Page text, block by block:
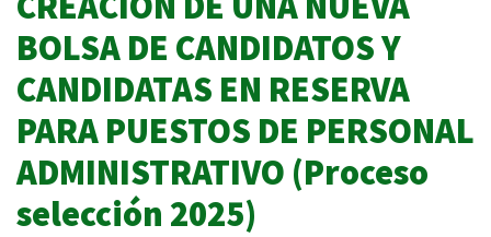
BOLSA DE CANDIDATOS Y
CANDIDATAS EN RESERVA
PARA PUESTOS DE PERSONAL
ADMINISTRATIVO (Proceso
selección 2025)